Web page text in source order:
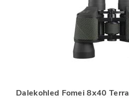
Dalekohled Fomei 8x40 Terra